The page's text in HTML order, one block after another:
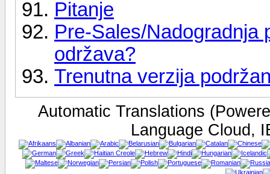
Pitanje
Pre-Sales/Nadogradnja
održava?
Trenutna verzija
Automatic Translations
Language Cloud,